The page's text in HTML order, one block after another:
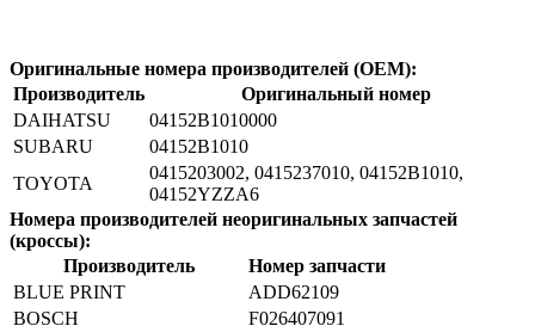
Оригинальные номера производителей (OEM):
Производитель
Оригинальный номер
DAIHATSU
04152B1010000
SUBARU
04152B1010
TOYOTA
0415203002, 0415237010, 04152B1010,
04152YZZA6
Номера производителей неоригинальных запчастей
(кроссы):
Производитель
Номер запчасти
BLUE PRINT
ADD62109
BOSCH
F026407091